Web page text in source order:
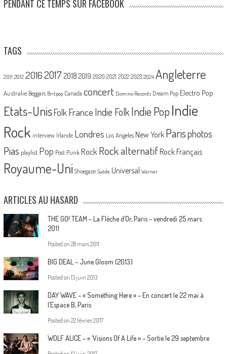
PENDANT CE TEMPS SUR FACEBOOK
TAGS
2011 2012 20162017 2018 2019 2020 2021 2022 2023 2024 Angleterre
Australie Beggars Britpop Canada concert Domino Records Dream Pop Electro Pop
Etats-UnisFolk France Indie FolkIndie PopIndie
Rock interview Irlande Londres Los Angeles New York Parisphotos
Pias playlist Pop Post Punk Rock Rock alternatif Rock Français
Royaume-Uni Shoegaze Suède Universal Warner
ARTICLES AU HASARD
THE GO! TEAM – La Flèche d’Or, Paris – vendredi 25 mars
2011
Posted on 28 mars 2011
BIG DEAL – June Gloom (2013)
Posted on 13 juin 2013
DAY WAVE – « Something Here » – En concert le 22 mai à
l’Espace B, Paris
Posted on 22 février 2017
WOLF ALICE – « ‘Visions Of A Life » – Sortie le 29 septembre